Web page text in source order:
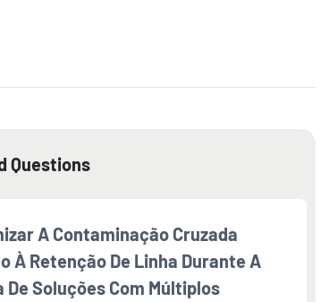
Questions
A Contaminação Cruzada
À Retenção De Linha Durante A
De Soluções Com Múltiplos